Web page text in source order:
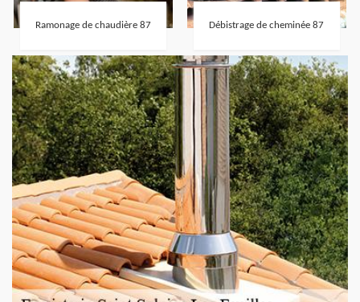
Ramonage de chaudière 87 Débistrage de cheminée 87